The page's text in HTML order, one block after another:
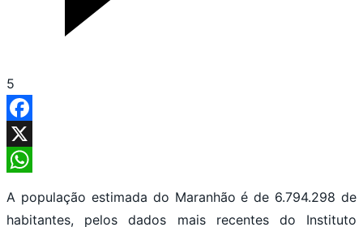
5
Facebook
X
A população estimada do Maranhão é de 6.794.298 de
habitantes, pelos dados mais recentes do Instituto